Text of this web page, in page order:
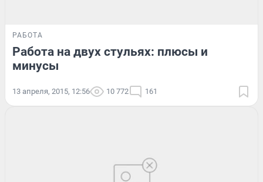
РАБОТА
Работа на двух стульях: плюсы и
минусы
13 апреля, 2015, 12:56 10 772 161